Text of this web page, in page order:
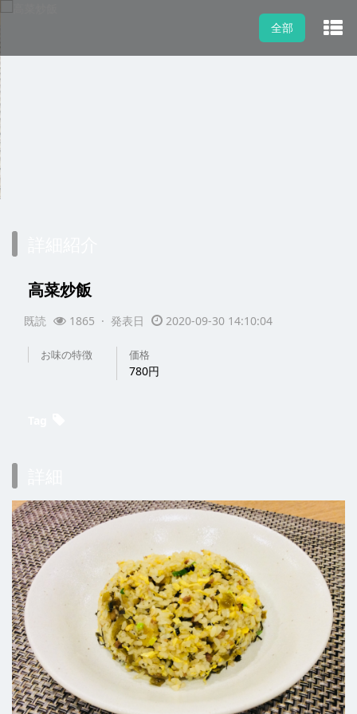
全部
高菜炒飯
既読 1865 · 発表日 2020-09-30 14:10:04
お味の特徴 価格
780円